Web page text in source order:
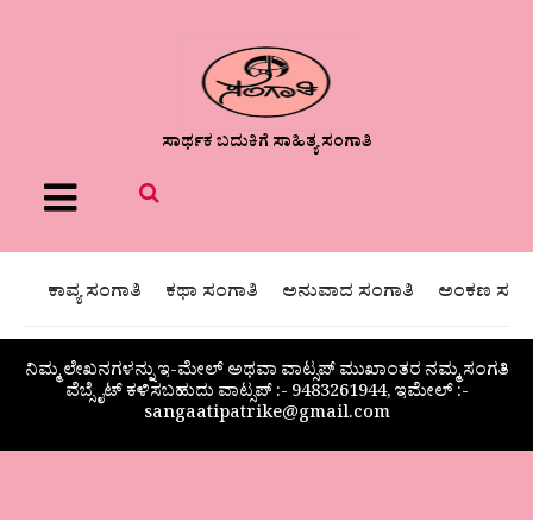
ಸಾರ್ಥಕ ಬದುಕಿಗೆ ಸಾಹಿತ್ಯ ಸಂಗಾತಿ
Menu
ಕಾವ್ಯ ಸಂಗಾತಿ ಕಥಾ ಸಂಗಾತಿ ಅನುವಾದ ಸಂಗಾತಿ ಅಂಕಣ
ನಿಮ್ಮ ಲೇಖನಗಳನ್ನು ಇ-ಮೇಲ್ ಅಥವಾ ವಾಟ್ಸಪ್ ಮುಖಾಂತರ ನಮ್ಮ ಸಂಗತಿ
ವೆಬ್ಸೈಟ್ ಕಳಿಸಬಹುದು ವಾಟ್ಸಪ್‌ :- 9483261944, ಇಮೇಲ್ :-
sangaatipatrike@gmail.com